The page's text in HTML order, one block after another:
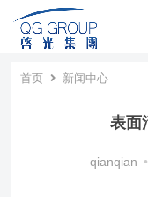
首页 新闻中心
表面
qianqian •